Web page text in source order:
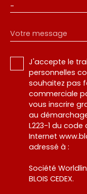
-
Votre message
J'accepte le
personnelles
souhaitez pas
commerciale
vous inscrire
au
L223-1 du
Internet
adressé à :
Société
BLOIS CEDEX.